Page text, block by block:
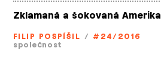
Zklamaná a šokovaná Amerika
FILIP POSPÍŠIL / #24/2016
společnost